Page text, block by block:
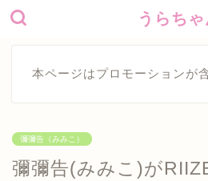
うらちゃ
本ページはプロモーションが
彌彌告（みみこ）
彌彌告(みみこ)が